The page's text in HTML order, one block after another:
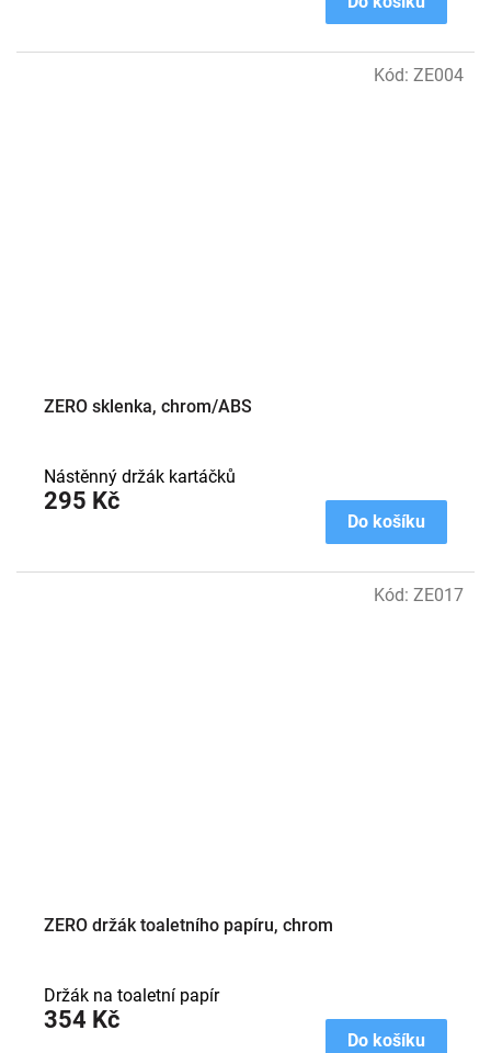
ZERO sklenka, chrom/ABS
295 Kč
Do košíku
Nástěnný držák kartáčků
Kód: ZE004
ZERO držák toaletního papíru, chrom
354 Kč
Do košíku
Držák na toaletní papír
Kód: ZE017